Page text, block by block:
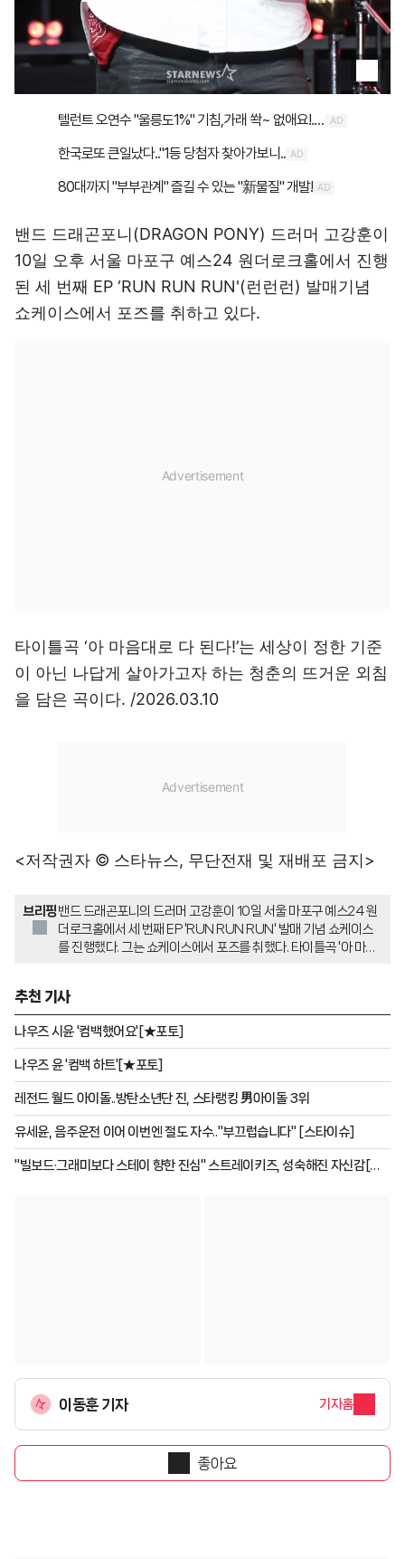
밴드 드래곤포니(DRAGON PONY) 드러머 고강훈이
10일 오후 서울 마포구 예스24 원더로크홀에서 진행
된 세 번째 EP ‘RUN RUN RUN'(런런런) 발매기념
쇼케이스에서 포즈를 취하고 있다.
타이틀곡 ‘아 마음대로 다 된다!’는 세상이 정한 기준
이 아닌 나답게 살아가고자 하는 청춘의 뜨거운 외침
을 담은 곡이다. /2026.03.10
<저작권자 © 스타뉴스, 무단전재 및 재배포 금지>
브리핑밴드 드래곤포니의 드러머 고강훈이 10일 서울 마포구 예스24 원
더로크홀에서 세 번째 EP 'RUN RUN RUN' 발매 기념 쇼케이스
를 진행했다. 그는 쇼케이스에서 포즈를 취했다. 타이틀곡 '아 마음
추천 기사
나우즈 시윤 '컴백했어요'[★포토]
나우즈 윤 '컴백 하트'[★포토]
레전드 월드 아이돌..방탄소년단 진, 스타랭킹 男아이돌 3위
유세윤, 음주운전 이어 이번엔 절도 자수.."부끄럽습니다" [스타이슈]
"빌보드·그래미보다 스테이 향한 진심" 스트레이키즈, 성숙해진 자신감[종
이동훈 기자 기자홈
좋아요